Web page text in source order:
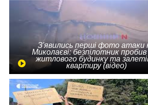
З'явились перші фото атаки
Миколаєві: безпілотник пробив
житлового будинку та
квартиру (відео)